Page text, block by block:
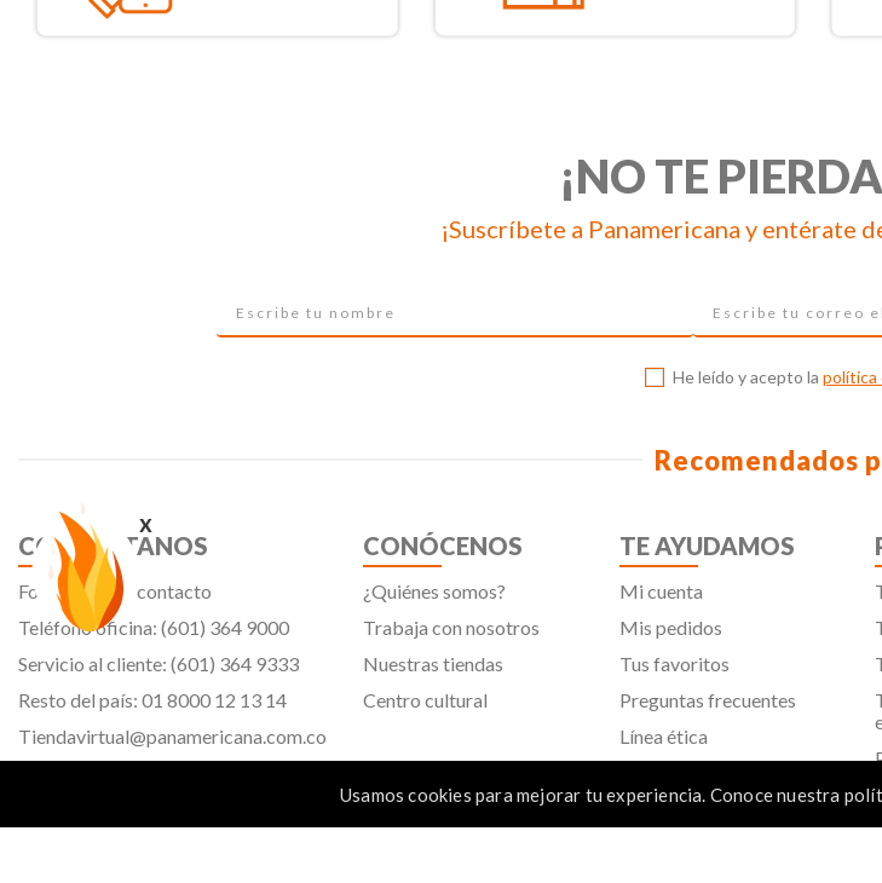
x
Usamos cookies para mejorar tu experiencia. Conoce nuestra
¡NO TE
¡Suscríbete a Panamericana y entérate
He leído y acepto la política
Recomendados
CONTÁCTANOS
Formulario de contacto
Teléfono oficina: (601) 364 9000
Servicio al cliente: (601) 364 9333
Resto del país: 01 8000 12 13 14
Tiendavirtual@panamericana.com.co
CONÓCENOS
¿Quiénes somos?
Trabaja con nosotros
Nuestras tiendas
Centro cultural
TE AYUDAMOS
Mi cuenta
Mis pedidos
Tus favoritos
Preguntas frecuentes
Línea ética